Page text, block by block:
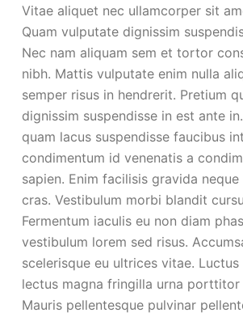
Vitae aliquet nec ullamcorper sit
Quam vulputate dignissim
Nec nam aliquam sem et tortor
nibh. Mattis vulputate enim nulla
semper risus in hendrerit. Pretium
dignissim suspendisse in est ante
quam lacus suspendisse faucibus
condimentum id venenatis a
sapien. Enim facilisis gravida
cras. Vestibulum morbi blandit
Fermentum iaculis eu non diam
vestibulum lorem sed risus.
scelerisque eu ultrices vitae. Luctus
lectus magna fringilla urna porttitor
Mauris pellentesque pulvinar